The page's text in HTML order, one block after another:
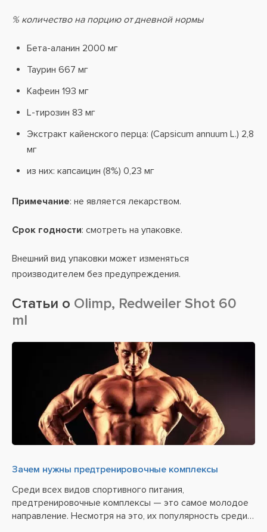
% количество на порцию от дневной нормы
Бета-аланин 2000 мг
Таурин 667 мг
Кафеин 193 мг
L-тирозин 83 мг
Экстракт кайенского перца: (Capsicum annuum L.) 2,8
мг
из них: капсаицин (8%) 0,23 мг
Примечание: не является лекарством.
Срок годности: смотреть на упаковке.
Внешний вид упаковки может изменяться
производителем без предупреждения.
Статьи о Olimp, Redweiler Shot 60
ml
Зачем нужны предтренировочные комплексы
Среди всех видов спортивного питания,
предтренировочные комплексы — это самое молодое
направление. Несмотря на это, их популярность среди